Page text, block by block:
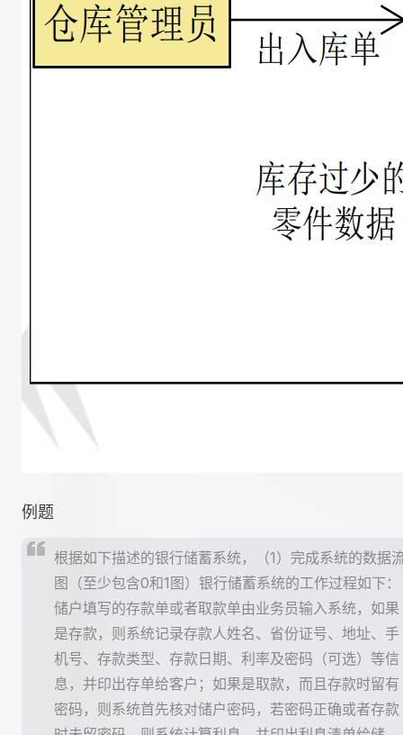
例题
根据如下描述的银行储蓄系统，（1）完成系统的数据
图（至少包含0和1图）银行储蓄系统的工作过程如下：
储户填写的存款单或者取款单由业务员输入系统，如果
是存款，则系统记录存款人姓名、省份证号、地址、手
机号、存款类型、存款日期、利率及密码（可选）等信
息，并印出存单给客户；如果是取款，而且存款时留有
密码，则系统首先核对储户密码，若密码正确或者存款